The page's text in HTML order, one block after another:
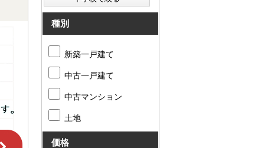
種別
新築一戸建て
中古一戸建て
中古マンション
土地
価格